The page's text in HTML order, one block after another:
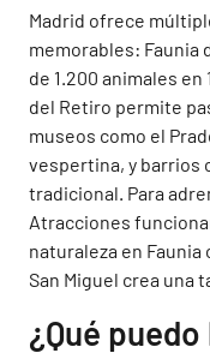
Madrid ofrece
memorables: Faunia
de 1.200 animales
del Retiro permite
museos como el
vespertina, y barrios
tradicional. Para
Atracciones
naturaleza en
San Miguel crea una
¿Qué